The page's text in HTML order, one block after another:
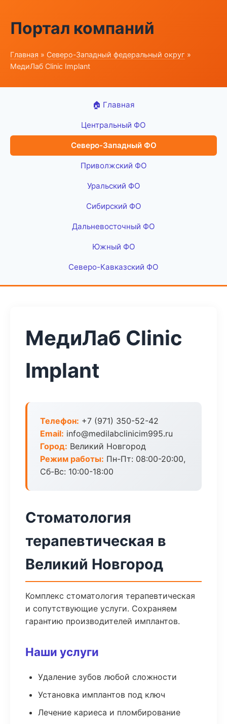
Портал компаний
Главная » Северо-Западный федеральный округ »
МедиЛаб Clinic Implant
🏠 Главная
Центральный ФО
Северо-Западный ФО
Приволжский ФО
Уральский ФО
Сибирский ФО
Дальневосточный ФО
Южный ФО
Северо-Кавказский ФО
МедиЛаб Clinic
Implant
Телефон: +7 (971) 350-52-42
Email: info@medilabclinicim995.ru
Город: Великий Новгород
Режим работы: Пн-Пт: 08:00-20:00,
Сб-Вс: 10:00-18:00
Стоматология
терапевтическая в
Великий Новгород
Комплекс стоматология терапевтическая
и сопутствующие услуги. Сохраняем
гарантию производителей имплантов.
Наши услуги
Удаление зубов любой сложности
Установка имплантов под ключ
Лечение кариеса и пломбирование